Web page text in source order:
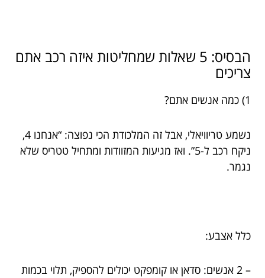
הבסיס: 5 שאלות שמחליטות איזה רכב אתם
צריכים
1) כמה אנשים אתם?
נשמע טריוויאלי, אבל זה המלכודת הכי נפוצה: “אנחנו 4,
ניקח רכב ל-5”. ואז מגיעות המזוודות ומתחיל טטריס שלא
נגמר.
כלל אצבע:
– 2 אנשים: סדאן או קומפקט יכולים להספיק, תלוי בכמות